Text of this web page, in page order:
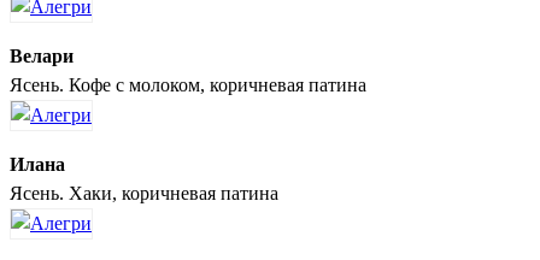
Велари
Ясень. Кофе с молоком, коричневая патина
Илана
Ясень. Хаки, коричневая патина